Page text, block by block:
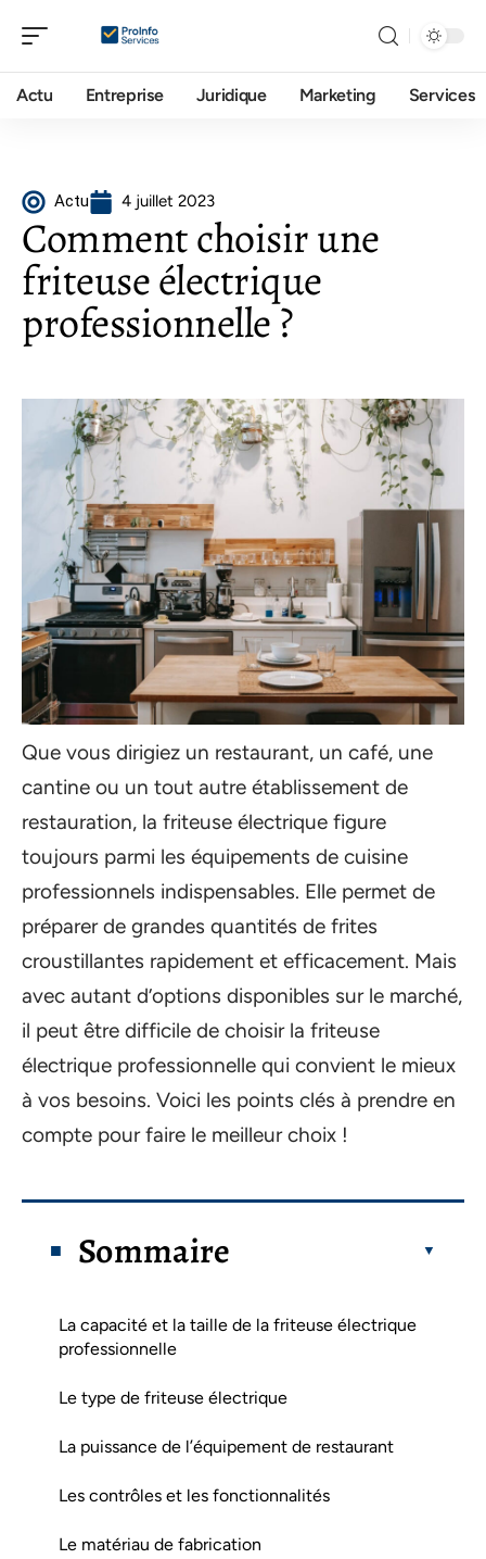
Actu Entreprise Juridique Marketing Services
Actu 4 juillet 2023
Comment choisir une
friteuse électrique
professionnelle ?
Que vous dirigiez un restaurant, un café, une
cantine ou un tout autre établissement de
restauration, la friteuse électrique figure
toujours parmi les équipements de cuisine
professionnels indispensables. Elle permet de
préparer de grandes quantités de frites
croustillantes rapidement et efficacement. Mais
avec autant d’options disponibles sur le marché,
il peut être difficile de choisir la friteuse
électrique professionnelle qui convient le mieux
à vos besoins. Voici les points clés à prendre en
compte pour faire le meilleur choix !
Sommaire
La capacité et la taille de la friteuse électrique
professionnelle
Le type de friteuse électrique
La puissance de l’équipement de restaurant
Les contrôles et les fonctionnalités
Le matériau de fabrication